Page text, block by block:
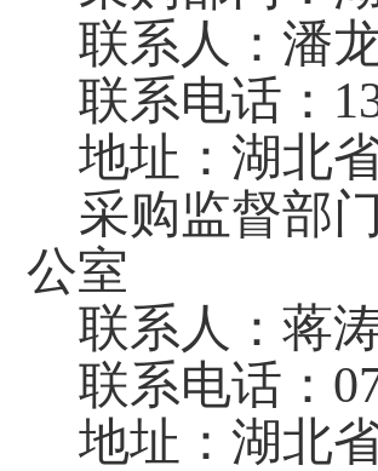
联系人：潘
联系电话：
地址：湖北
采购监督部
公室
联系人：蒋
联系电话：
地址：湖北